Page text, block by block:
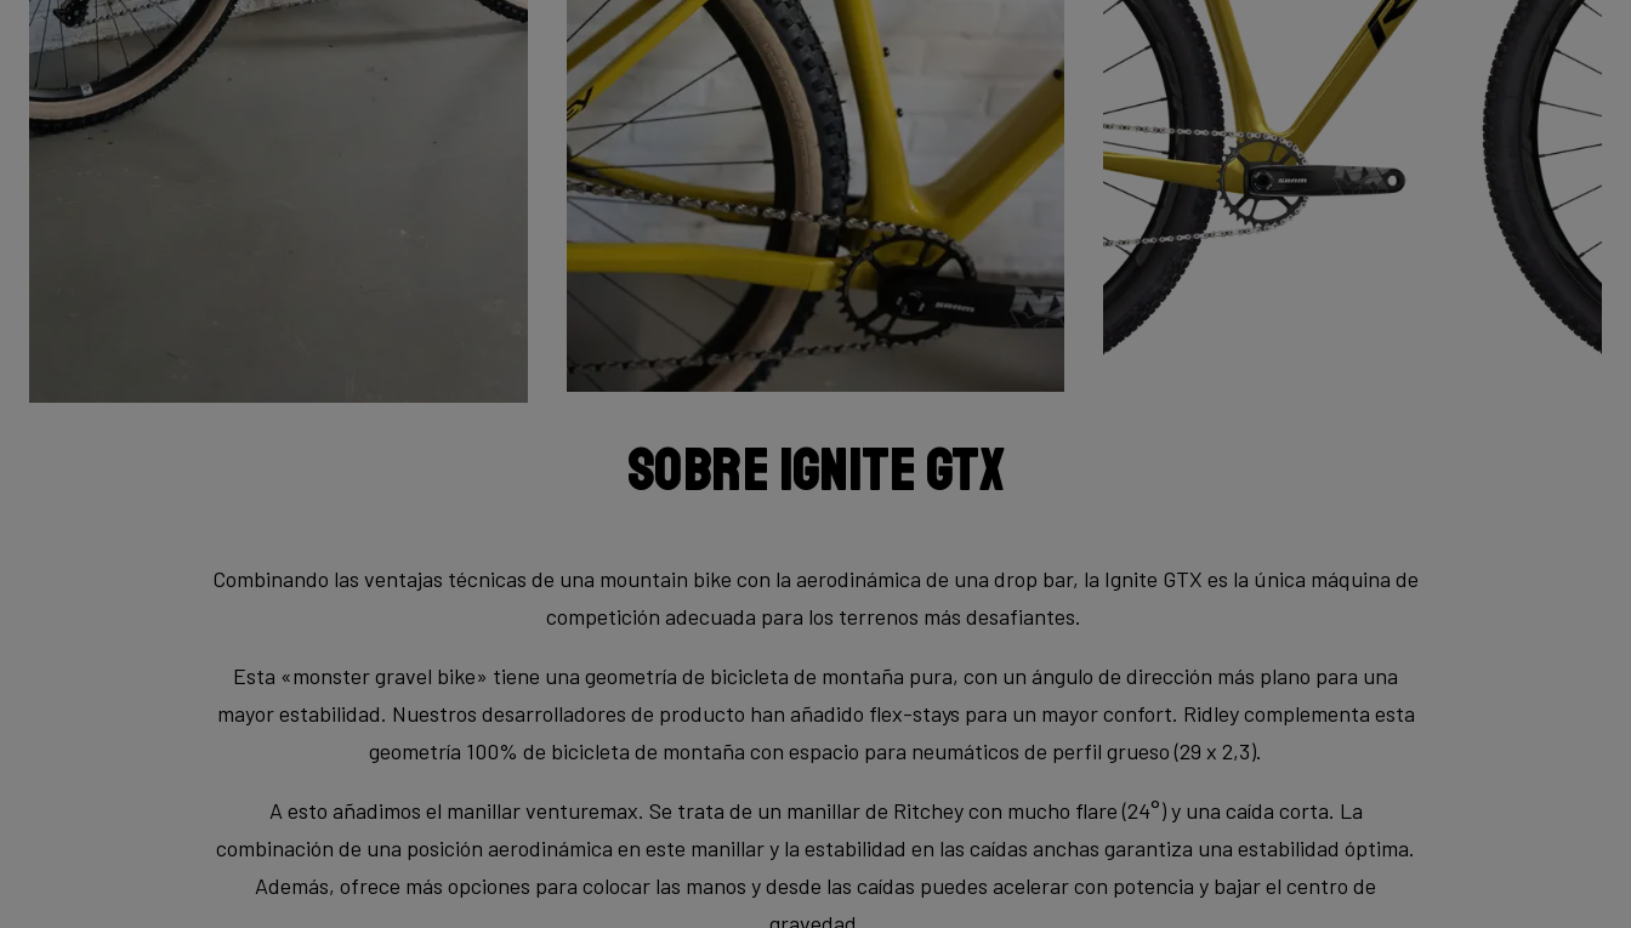
Sobre Ignite GTX
Combinando las ventajas técnicas de una mountain bike con la aerodinámica de una drop bar, la Ignite GTX es la única máquina de
competición adecuada para los terrenos más desafiantes.
Esta «monster gravel bike» tiene una geometría de bicicleta de montaña pura, con un ángulo de dirección más plano para una
mayor estabilidad. Nuestros desarrolladores de producto han añadido flex-stays para un mayor confort. Ridley complementa esta
geometría 100% de bicicleta de montaña con espacio para neumáticos de perfil grueso (29 x 2,3).
A esto añadimos el manillar venturemax. Se trata de un manillar de Ritchey con mucho flare (24°) y una caída corta. La
combinación de una posición aerodinámica en este manillar y la estabilidad en las caídas anchas garantiza una estabilidad óptima.
Además, ofrece más opciones para colocar las manos y desde las caídas puedes acelerar con potencia y bajar el centro de